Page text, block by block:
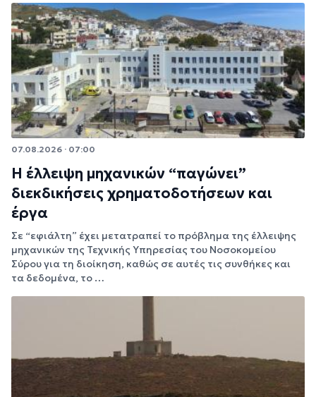
07.08.2026 · 07:00
Η έλλειψη μηχανικών “παγώνει”
διεκδικήσεις χρηματοδοτήσεων και
έργα
Σε “εφιάλτη” έχει μετατραπεί το πρόβλημα της έλλειψης
μηχανικών της Τεχνικής Υπηρεσίας του Νοσοκομείου
Σύρου για τη διοίκηση, καθώς σε αυτές τις συνθήκες και
τα δεδομένα, το …